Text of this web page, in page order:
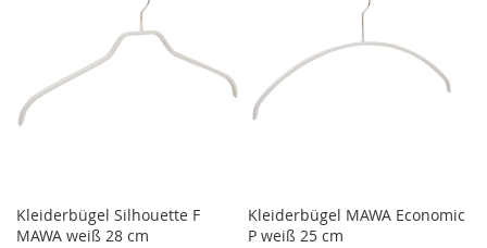
Kleiderbügel Silhouette F
MAWA weiß 28 cm
Kleiderbügel MAWA Economic
P weiß 25 cm